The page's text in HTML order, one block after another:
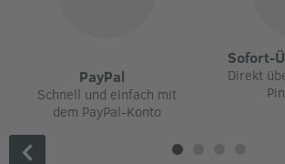
PayPal
Schnell und einfach mit
dem PayPal-Konto
Sofort-
Direkt